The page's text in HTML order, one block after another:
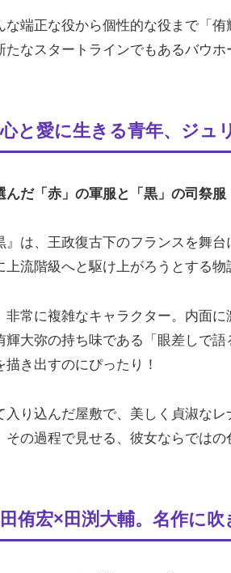
な端正な役から個性的な役まで「
たなスタートラインでもあるバウ
と愛に生きる青年、ジ
んだ「赤」の軍服と「黒」の司祭服
』は、王政復古下のフランスを舞
上流階級へと駆け上がろうとする物
非常に複雑なキャラクター。内面
輝大弥の持ち味である「眼差しで
描き出すのにぴったり！
入り込んだ屋敷で、美しく貞淑な
その過程で見せる、彼女ならでは
侑宏×田渕大輔。名作に